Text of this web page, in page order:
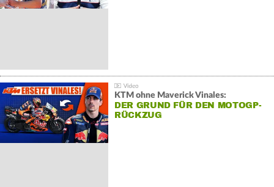
KTM ohne Maverick Vinales:
DER GRUND FÜR DEN MOTOGP-
RÜCKZUG